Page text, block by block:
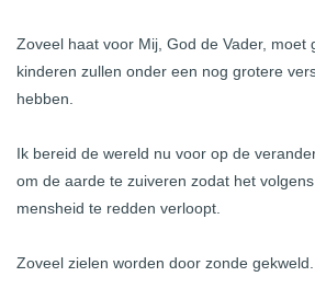
Zoveel haat voor Mij, God de Vader, moet
kinderen zullen onder een nog grotere
hebben.
Ik bereid de wereld nu voor op de
om de aarde te zuiveren zodat het
mensheid te redden verloopt.
Zoveel zielen worden door zonde gekweld.